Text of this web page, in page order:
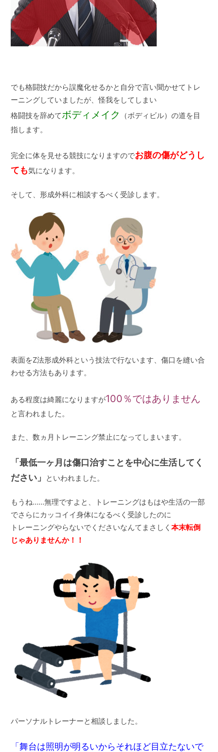
でも格闘技だから誤魔化せるかと自分で言い聞かせてトレ
ーニングしていましたが、怪我をしてしまい
格闘技を辞めてボディメイク
（ボディビル）の道を目
指します。
完全に体を見せる競技になりますのでお腹の傷がどうし
ても気になります。
そして、形成外科に相談するべく受診します。
表面をZ法形成外科という技法で行ないます、傷口を縫い合
わせる方法もあります。
ある程度は綺麗になりますが100％ではありません
と言われました。
また、数ヵ月トレーニング禁止になってしまいます。
「最低一ヶ月は傷口治すことを中心に生活してく
ださい」
といわれました。
もうね……無理ですよと、トレーニングはもはや生活の一部
でさらにカッコイイ身体になるべく受診したのに
トレーニングやらないでくださいなんてまさしく本末転倒
じゃありませんか！！
パーソナルトレーナーと相談しました。
「舞台は照明が明るいからそれほど目立たないで